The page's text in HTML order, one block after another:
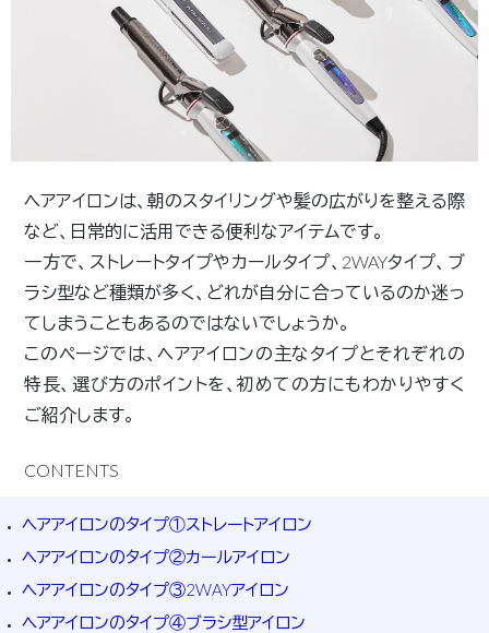
ヘアアイロンは、朝のスタイリングや髪の広がりを整える際
など、日常的に活用できる便利なアイテムです。
一方で、ストレートタイプやカールタイプ、2WAYタイプ、ブ
ラシ型など種類が多く、どれが自分に合っているのか迷っ
てしまうこともあるのではないでしょうか。
このページでは、ヘアアイロンの主なタイプとそれぞれの
特長、選び方のポイントを、初めての方にもわかりやすく
ご紹介します。
CONTENTS
ヘアアイロンのタイプ①ストレートアイロン
ヘアアイロンのタイプ②カールアイロン
ヘアアイロンのタイプ③2WAYアイロン
ヘアアイロンのタイプ④ブラシ型アイロン